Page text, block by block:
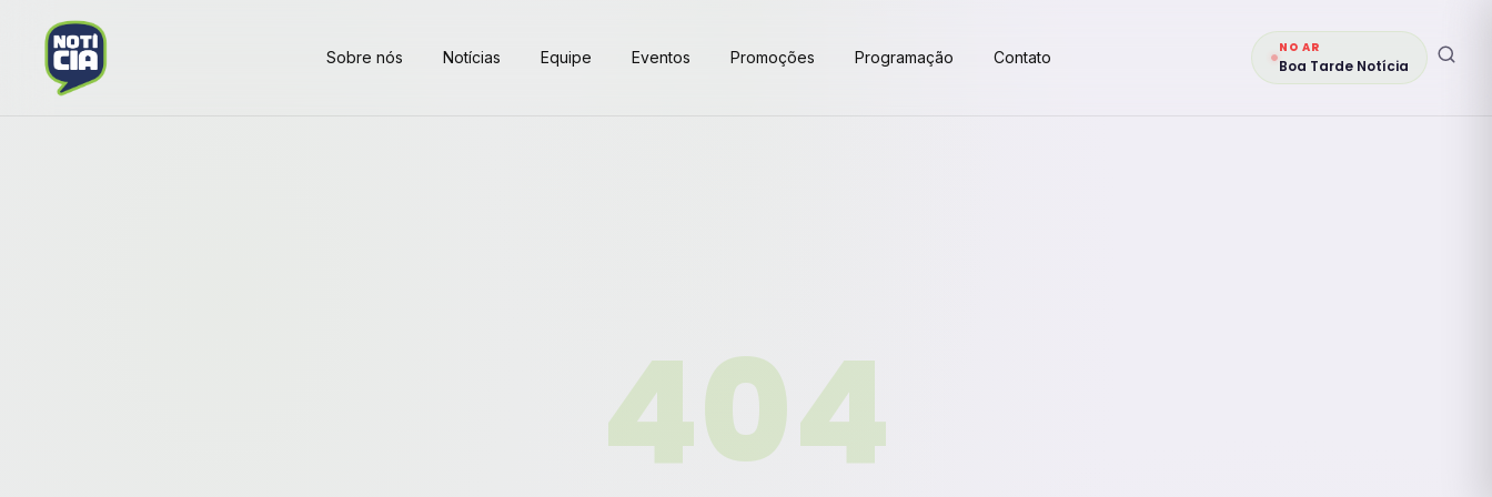
Sobre nós Notícias Equipe Eventos Promoções Programação Contato
NO AR
Boa Tarde Notícia
404